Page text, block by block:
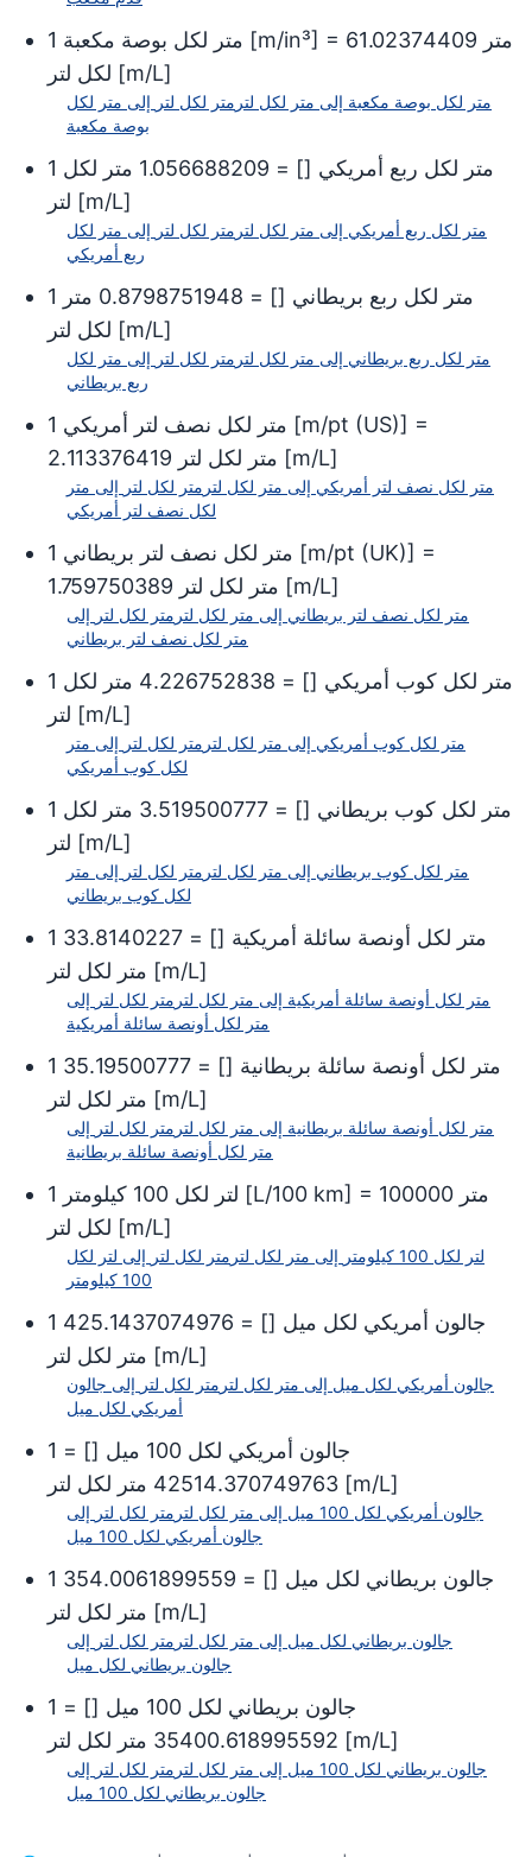
1 متر لكل بوصة مكعبة [m/in³] = 61.02374409 متر
لكل لتر [m/L]
متر لكل بوصة مكعبة إلى متر لكل لتر متر لكل لتر إلى متر لكل
بوصة مكعبة
1 متر لكل ربع أمريكي [
] =
1.056688209 متر لكل
لتر [m/L]
متر لكل ربع أمريكي إلى متر لكل لتر متر لكل لتر إلى متر لكل
ربع أمريكي
1 متر لكل ربع بريطاني [
] =
0.8798751948 متر
لكل لتر [m/L]
متر لكل ربع بريطاني إلى متر لكل لتر متر لكل لتر إلى متر لكل
ربع بريطاني
1 متر لكل نصف لتر أمريكي [m/pt (US)] =
2.113376419 متر لكل لتر [m/L]
متر لكل نصف لتر أمريكي إلى متر لكل لتر متر لكل لتر إلى متر
لكل نصف لتر أمريكي
1 متر لكل نصف لتر بريطاني [m/pt (UK)] =
1.759750389 متر لكل لتر [m/L]
متر لكل نصف لتر بريطاني إلى متر لكل لتر متر لكل لتر إلى
متر لكل نصف لتر بريطاني
1 متر لكل كوب أمريكي [
] =
4.226752838 متر لكل
لتر [m/L]
متر لكل كوب أمريكي إلى متر لكل لتر متر لكل لتر إلى متر
لكل كوب أمريكي
1 متر لكل كوب بريطاني [
] =
3.519500777 متر لكل
لتر [m/L]
متر لكل كوب بريطاني إلى متر لكل لتر متر لكل لتر إلى متر
لكل كوب بريطاني
1 متر لكل أونصة سائلة أمريكية [
] =
33.8140227
متر لكل لتر [m/L]
متر لكل أونصة سائلة أمريكية إلى متر لكل لتر متر لكل لتر إلى
متر لكل أونصة سائلة أمريكية
1 متر لكل أونصة سائلة بريطانية [
] =
35.19500777
متر لكل لتر [m/L]
متر لكل أونصة سائلة بريطانية إلى متر لكل لتر متر لكل لتر إلى
متر لكل أونصة سائلة بريطانية
1 لتر لكل 100 كيلومتر [L/100 km] = 100000 متر
لكل لتر [m/L]
لتر لكل 100 كيلومتر إلى متر لكل لتر متر لكل لتر إلى لتر لكل
100 كيلومتر
1 جالون أمريكي لكل ميل [
] =
425.1437074976
متر لكل لتر [m/L]
جالون أمريكي لكل ميل إلى متر لكل لتر متر لكل لتر إلى جالون
أمريكي لكل ميل
1 جالون أمريكي لكل 100 ميل [
] =
42514.370749763 متر لكل لتر [m/L]
جالون أمريكي لكل 100 ميل إلى متر لكل لتر متر لكل لتر إلى
جالون أمريكي لكل 100 ميل
1 جالون بريطاني لكل ميل [
] =
354.0061899559
متر لكل لتر [m/L]
جالون بريطاني لكل ميل إلى متر لكل لتر متر لكل لتر إلى
جالون بريطاني لكل ميل
1 جالون بريطاني لكل 100 ميل [
] =
35400.618995592 متر لكل لتر [m/L]
جالون بريطاني لكل 100 ميل إلى متر لكل لتر متر لكل لتر إلى
جالون بريطاني لكل 100 ميل